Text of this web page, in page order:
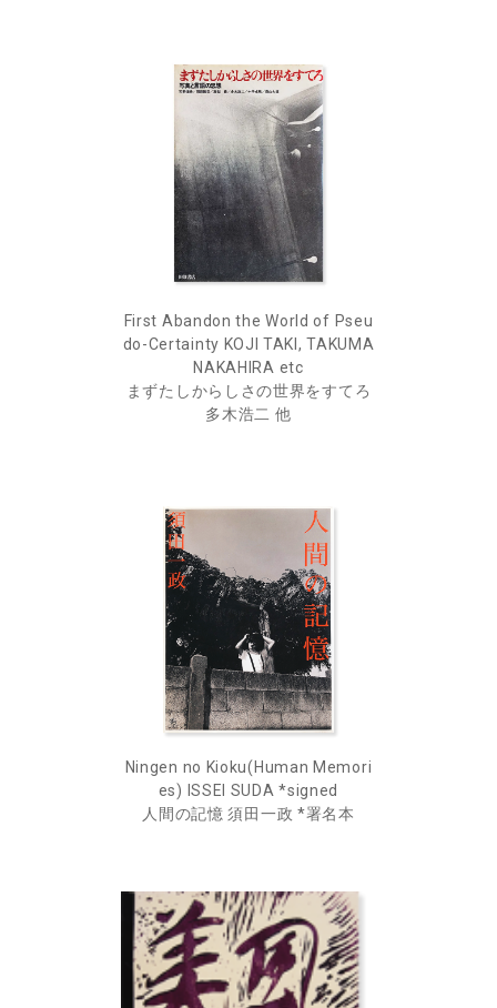
First Abandon the World of Pseu
do-Certainty KOJI TAKI, TAKUMA
NAKAHIRA etc
まずたしからしさの世界をすてろ
多木浩二 他
Ningen no Kioku(Human Memori
es) ISSEI SUDA *signed
人間の記憶 須田一政 *署名本